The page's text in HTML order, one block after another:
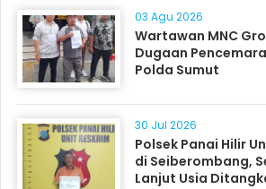
03 Agu 2026
Wartawan MNC
Dugaan
Polda Sumut
30 Jul 2026
Polsek Panai Hilir
di Seiberombang,
Lanjut Usia